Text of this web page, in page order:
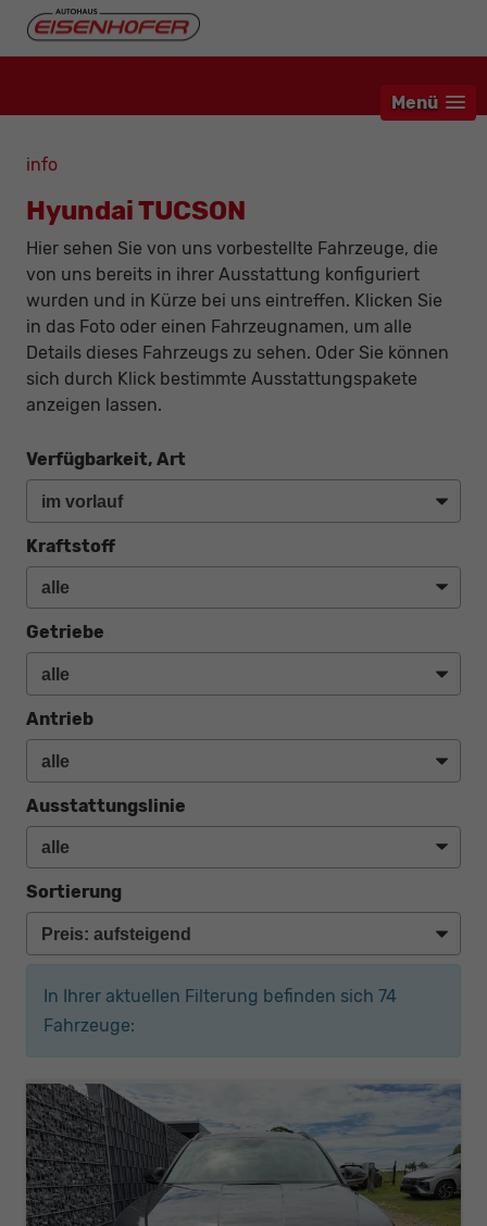
Menü
info
Hyundai TUCSON
Hier sehen Sie von uns vorbestellte Fahrzeuge, die
von uns bereits in ihrer Ausstattung konfiguriert
wurden und in Kürze bei uns eintreffen. Klicken Sie
in das Foto oder einen Fahrzeugnamen, um alle
Details dieses Fahrzeugs zu sehen. Oder Sie können
sich durch Klick bestimmte Ausstattungspakete
anzeigen lassen.
Verfügbarkeit, Art
Kraftstoff
Getriebe
Antrieb
Ausstattungslinie
Sortierung
In Ihrer aktuellen Filterung befinden sich 74
Fahrzeuge: